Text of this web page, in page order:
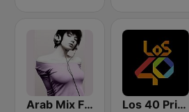
Arab Mix FM Los 40 Principales